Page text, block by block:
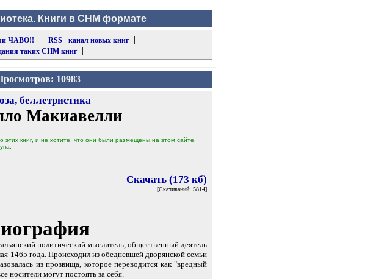
Книги в CHM формате
ЧАВО!! | RSS - канал новых книг|
таких CHM книг|
10983
беллетристика
Макиавелли
этих книг, и не хотите, что они были размещены на этом сайте,
Скачать (173 кб)
[Скачиваний: 5814]
политический мыслитель, общественный деятель
1465 года. Происходил из обедневшей дворянской семьи
из прозвища, которое переводится как "вредный
носители могут постоять за себя.